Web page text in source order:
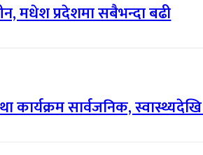
मधेश प्रदेशमा सबैभन्दा बढी
कार्यक्रम सार्वजनिक, स्वास्थ्यदेखि